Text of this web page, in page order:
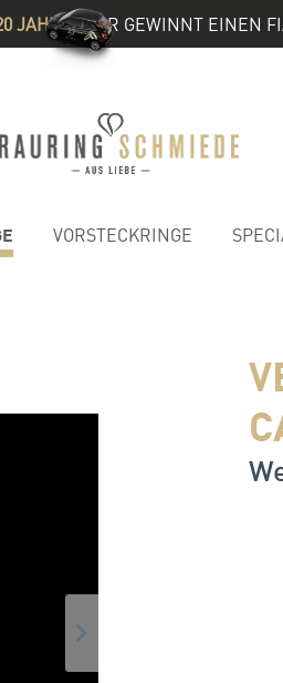
JAHRE& IHR GEWINNT EINEN
VORSTECKRINGE